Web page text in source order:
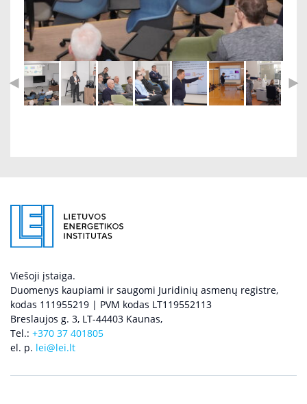
Viešoji įstaiga.
Duomenys kaupiami ir saugomi Juridinių asmenų registre,
kodas 111955219 | PVM kodas LT119552113
Breslaujos g. 3, LT-44403 Kaunas,
Tel.: +370 37 401805
el. p. lei@lei.lt